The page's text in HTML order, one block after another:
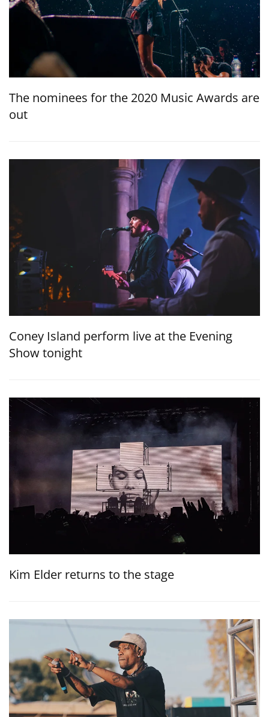
The nominees for the 2020 Music Awards are
out
Coney Island perform live at the Evening
Show tonight
Kim Elder returns to the stage